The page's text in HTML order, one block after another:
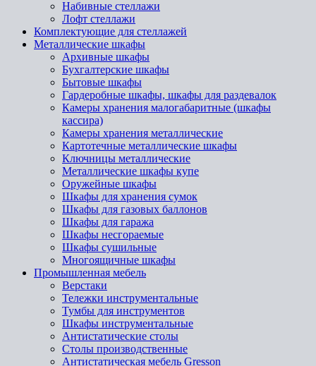
Набивные стеллажи
Лофт стеллажи
Комплектующие для стеллажей
Металлические шкафы
Архивные шкафы
Бухгалтерские шкафы
Бытовые шкафы
Гардеробные шкафы, шкафы для раздевалок
Камеры хранения малогабаритные (шкафы
кассира)
Камеры хранения металлические
Картотечные металлические шкафы
Ключницы металлические
Металлические шкафы купе
Оружейные шкафы
Шкафы для хранения сумок
Шкафы для газовых баллонов
Шкафы для гаража
Шкафы несгораемые
Шкафы сушильные
Многоящичные шкафы
Промышленная мебель
Верстаки
Тележки инструментальные
Тумбы для инструментов
Шкафы инструментальные
Антистатические столы
Столы производственные
Антистатическая мебель Gresson